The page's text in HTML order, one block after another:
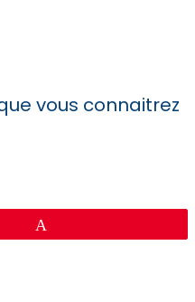
vous connaitrez